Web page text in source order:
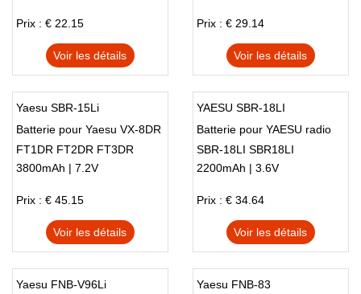
Prix : € 22.15
Voir les détails
Prix : € 29.14
Voir les détails
Yaesu SBR-15Li
Batterie pour Yaesu VX-8DR
FT1DR FT2DR FT3DR
Radio
3800mAh | 7.2V
Prix : € 45.15
Voir les détails
YAESU SBR-18LI
Batterie pour YAESU radio
SBR-18LI SBR18LI
2200mAh | 3.6V
Prix : € 34.64
Voir les détails
Yaesu FNB-V96Li
Yaesu FNB-83